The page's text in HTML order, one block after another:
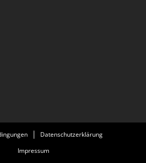
Datenschutzerklärung
Impressum